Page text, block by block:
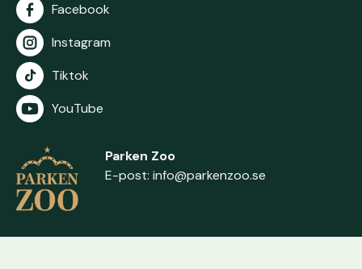
Facebook
Instagram
Tiktok
YouTube
Parken Zoo
E-post: info@parkenzoo.se